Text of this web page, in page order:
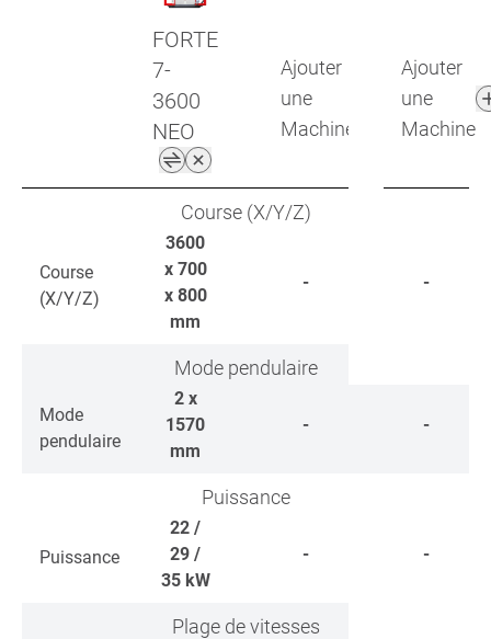
FORTE
7-
3600
NEO
Ajouter
une
Machine
Ajouter
une
Machine
Course (X/Y/Z)
Course
(X/Y/Z)
3600
x 700
x 800
mm
- -
Mode pendulaire
Mode
pendulaire
2 x
1570
mm
- -
Puissance
Puissance
22 /
29 /
35 kW
- -
Plage de vitesses